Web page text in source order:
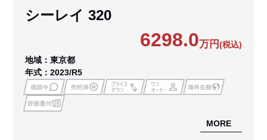
シーレイ 320
6298.0万円(税込)
地域：東京都
年式：2023/R5
MORE